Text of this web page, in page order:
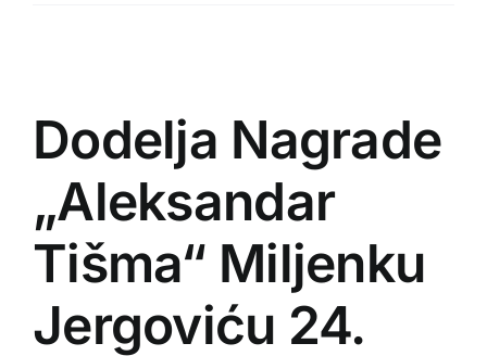
Dodelja Nagrade
„Aleksandar
Tišma“ Miljenku
Jergoviću 24.